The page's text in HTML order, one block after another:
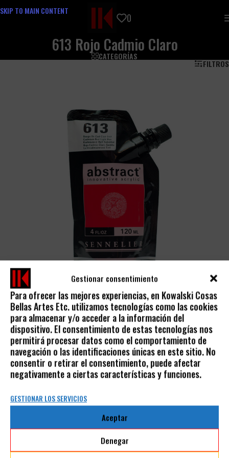
Gestionar consentimiento
Para ofrecer las mejores experiencias, en Kowalski Cosas
Bellas Artes Etc. utilizamos tecnologías como las cookies
para almacenar y/o acceder a la información del
dispositivo. El consentimiento de estas tecnologías nos
permitirá procesar datos como el comportamiento de
navegación o las identificaciones únicas en este sitio. No
consentir o retirar el consentimiento, puede afectar
negativamente a ciertas características y funciones.
GESTIONAR LOS SERVICIOS
Aceptar
Denegar
SKIP TO MAIN CONTENT
0
613 Rojo Cadmio Claro
CATEGORÍAS
FILTROS
ACRÍLICO ABSTRACT
5,00€ IVA incluido
AVISO LEGAL
POLÍTICA DE PRIVACIDAD